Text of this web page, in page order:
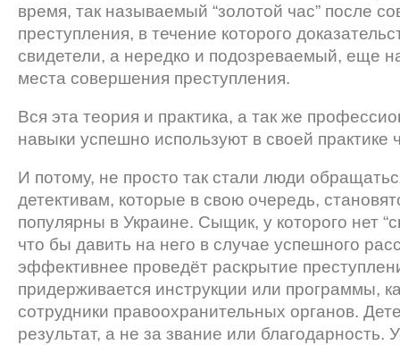
время, так называемый “золотой час” после
преступления, в течение которого
свидетели, а нередко и подозреваемый, еще
места совершения преступления.
Вся эта теория и практика, а так же
навыки успешно используют в своей практике
И потому, не просто так стали люди
детективам, которые в свою очередь,
популярны в Украине. Сыщик, у которого нет
что бы давить на него в случае успешного
эффективнее проведёт раскрытие
придерживается инструкции или программы,
сотрудники правоохранительных органов.
результат, а не за звание или благодарность.